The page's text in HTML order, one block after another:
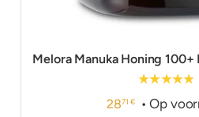
Melora Manuka Honing
★★★★★
2871 € • Op